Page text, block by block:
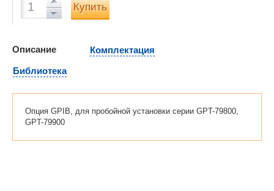
Купить
Описание
Комплектация
Библиотека
Опция GPIB, для пробойной установки серии GPT-79800,
GPT-79900